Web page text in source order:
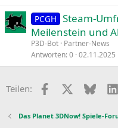
PCGH Steam-
Meilenstein und
P3D-Bot Partner-News
Antworten 0 02.11.2025
Teilen: Facebook
Das Planet 3DNow! Spiele-